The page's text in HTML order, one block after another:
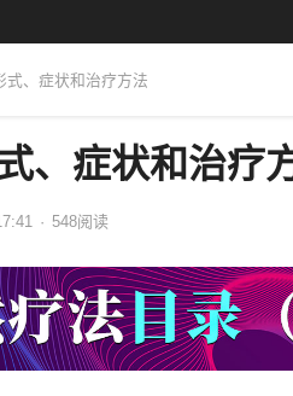
式、症状和治疗方法
、症状和治疗
· 548阅读